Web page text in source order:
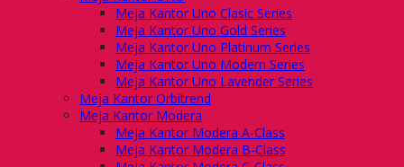
Meja Kantor Uno Clasic Series
Meja Kantor Uno Gold Series
Meja Kantor Uno Platinum Series
Meja Kantor Uno Modern Series
Meja Kantor Uno Lavender Series
Meja Kantor Orbitrend
Meja Kantor Modera
Meja Kantor Modera A-Class
Meja Kantor Modera B-Class